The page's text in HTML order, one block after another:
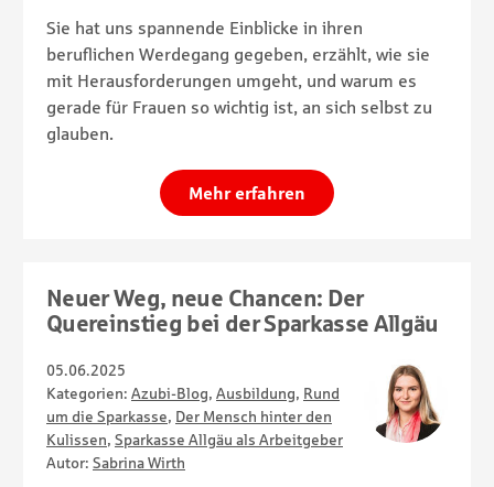
Sie hat uns spannende Einblicke in ihren
beruflichen Werdegang gegeben, erzählt, wie sie
mit Herausforderungen umgeht, und warum es
gerade für Frauen so wichtig ist, an sich selbst zu
glauben.
Mehr erfahren
Neuer Weg, neue Chancen: Der
Quereinstieg bei der Sparkasse Allgäu
05.06.2025
Kategorien: Azubi-Blog, Ausbildung, Rund
um die Sparkasse, Der Mensch hinter den
Kulissen, Sparkasse Allgäu als Arbeitgeber
Autor: Sabrina Wirth